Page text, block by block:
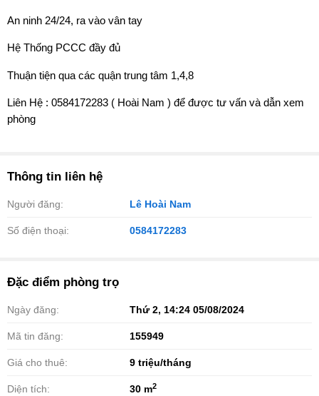
An ninh 24/24, ra vào vân tay
Hệ Thống PCCC đầy đủ
Thuận tiện qua các quận trung tâm 1,4,8
️Liên Hệ : 0584172283 ( Hoài Nam ) để được tư vấn và dẫn xem
phòng
Thông tin liên hệ
Người đăng: Lê Hoài Nam
Số điện thoại: 0584172283
Đặc điểm phòng trọ
Ngày đăng: Thứ 2, 14:24 05/08/2024
Mã tin đăng: 155949
Giá cho thuê: 9 triệu/tháng
Diện tích: 30 m2